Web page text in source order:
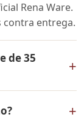
Rena Ware.
contra entrega.
de 35
+
WhatsApp
+